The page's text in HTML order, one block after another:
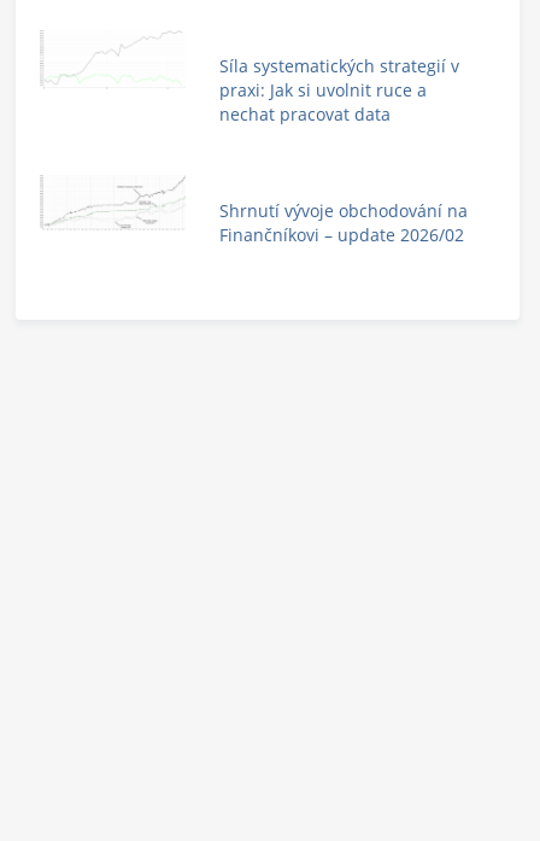
Síla systematických strategií v
praxi: Jak si uvolnit ruce a
nechat pracovat data
Shrnutí vývoje obchodování na
Finančníkovi – update 2026/02